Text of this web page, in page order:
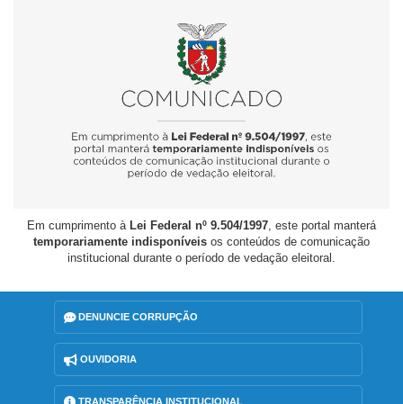
Em cumprimento à Lei Federal nº 9.504/1997, este portal manterá
temporariamente indisponíveis os conteúdos de comunicação
institucional durante o período de vedação eleitoral.
DENUNCIE CORRUPÇÃO
OUVIDORIA
TRANSPARÊNCIA INSTITUCIONAL